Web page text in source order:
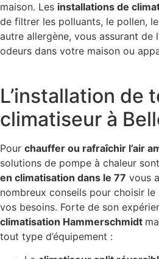
maison. Les installations de
de filtrer les polluants, le pollen,
autre allergène, vous assurant de
odeurs dans votre maison ou
L’installation de
climatiseur à
Pour chauffer ou rafraîchir l’air
solutions de pompe à chaleur
en climatisation dans le 77 vous
nombreux conseils pour choisir
vos besoins. Forte de son
climatisation Hammerschmidt
tout type d’équipement :